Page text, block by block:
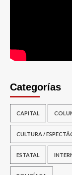
Categorías
CAPITAL
CULTURA /
ESTATAL